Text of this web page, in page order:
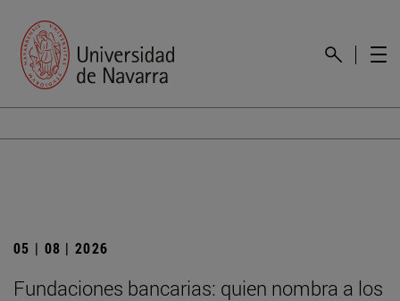
05 | 08 | 2026
Fundaciones bancarias: quien nombra a los